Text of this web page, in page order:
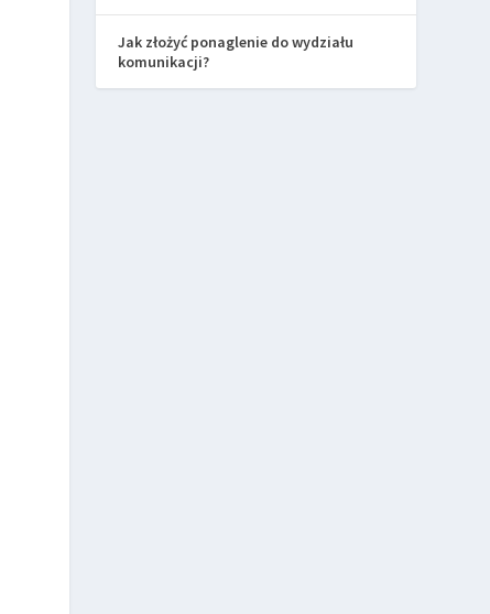
Jak złożyć ponaglenie do wydziału
komunikacji?